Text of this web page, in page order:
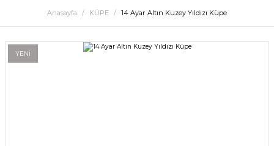
Anasayfa KÜPE 14 Ayar Altın Kuzey Yıldızı Küpe
YENİ